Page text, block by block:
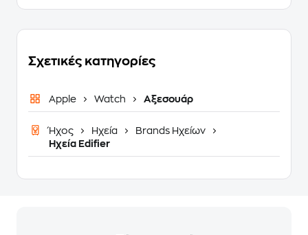
Σχετικές κατηγορίες
Apple Watch Αξεσουάρ
Ήχος Ηχεία
Brands Ηχείων
Ηχεία Edifier